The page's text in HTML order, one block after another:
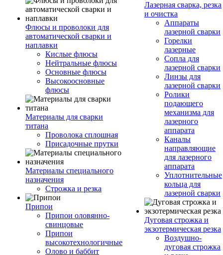
Флюсы и проволоки для
автоматической сварки и
наплавки
Кислые флюсы
Нейтральные флюсы
Основные флюсы
Высокоосновные
флюсы
Материалы для сварки
титана
Проволока сплошная
Присадочные прутки
Материалы специального
назначения
Строжка и резка
Припои
Припои оловянно-
свинцовые
Припои
высокотехнологичные
Олово и баббит
Лазерная сварка, резка
и очистка
Аппараты
лазерной сварки
Горелки
лазерные
Сопла для
лазерной сварки
Линзы для
лазерной сварки
Ролики
подающего
механизма для
лазерного
аппарата
Каналы
направляющие
для лазерного
аппарата
Уплотнительные
кольца для
лазерной сварки
Дуговая строжка и
экзотермическая резка
Воздушно-
дуговая строжка